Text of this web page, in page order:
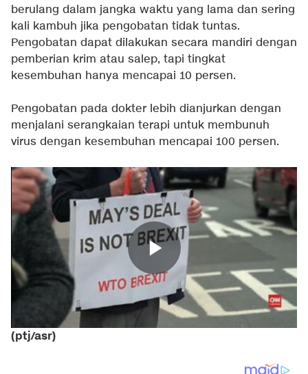
berulang dalam jangka waktu yang lama dan sering
kali kambuh jika pengobatan tidak tuntas.
Pengobatan dapat dilakukan secara mandiri dengan
pemberian krim atau salep, tapi tingkat
kesembuhan hanya mencapai 10 persen.
Pengobatan pada dokter lebih dianjurkan dengan
menjalani serangkaian terapi untuk membunuh
virus dengan kesembuhan mencapai 100 persen.
(ptj/asr)